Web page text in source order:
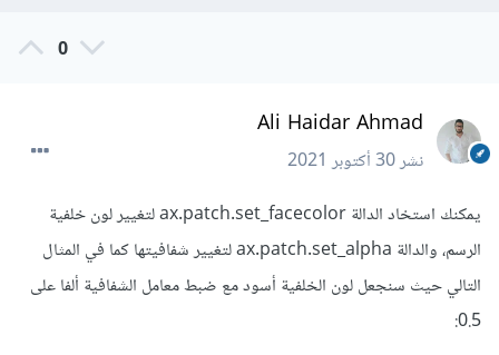
0
Ali Haidar Ahmad
نشر30 أكتوبر 2021
يمكنك استخاد الدالة ax.patch.set_facecolor لتغيير لون خلفية
الرسم، والدالة ax.patch.set_alpha لتغيير شفافيتها كما في المثال
التالي حيث سنجعل لون الخلفية أسود مع ضبط معامل الشفافية ألفا على
0.5: